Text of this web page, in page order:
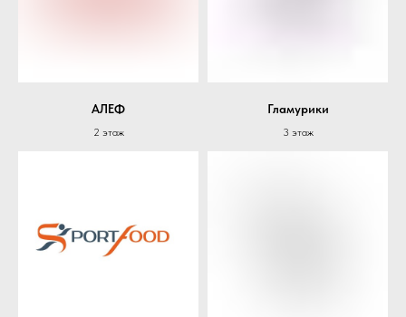
АЛЕФ
2 этаж
Гламурики
3 этаж